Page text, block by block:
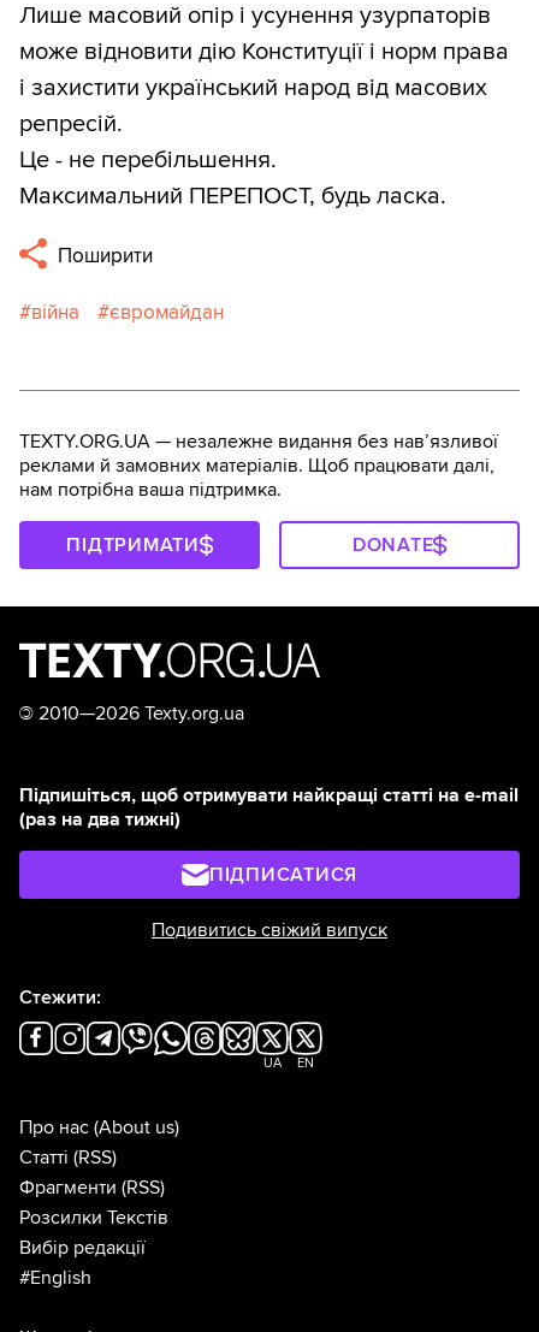
Лише масовий опір і усунення узурпаторів
може відновити дію Конституції і норм права
і захистити український народ від масових
репресій.
Це - не перебільшення.
Максимальний ПЕРЕПОСТ, будь ласка.
Поширити
війна євромайдан
TEXTY.ORG.UA — незалежне видання без навʼязливої
реклами й замовних матеріалів. Щоб працювати далі,
нам потрібна ваша підтримка.
ПІДТРИМАТИ DONATE
© 2010—2026 Texty.org.ua
Підпишіться, щоб отримувати найкращі статті на e-mail
(раз на два тижні)
ПІДПИСАТИСЯ
Подивитись свіжий випуск
Стежити:
UA EN
Про нас (About us)
Статті (RSS)
Фрагменти (RSS)
Розсилки Текстів
Вибір редакції
#English